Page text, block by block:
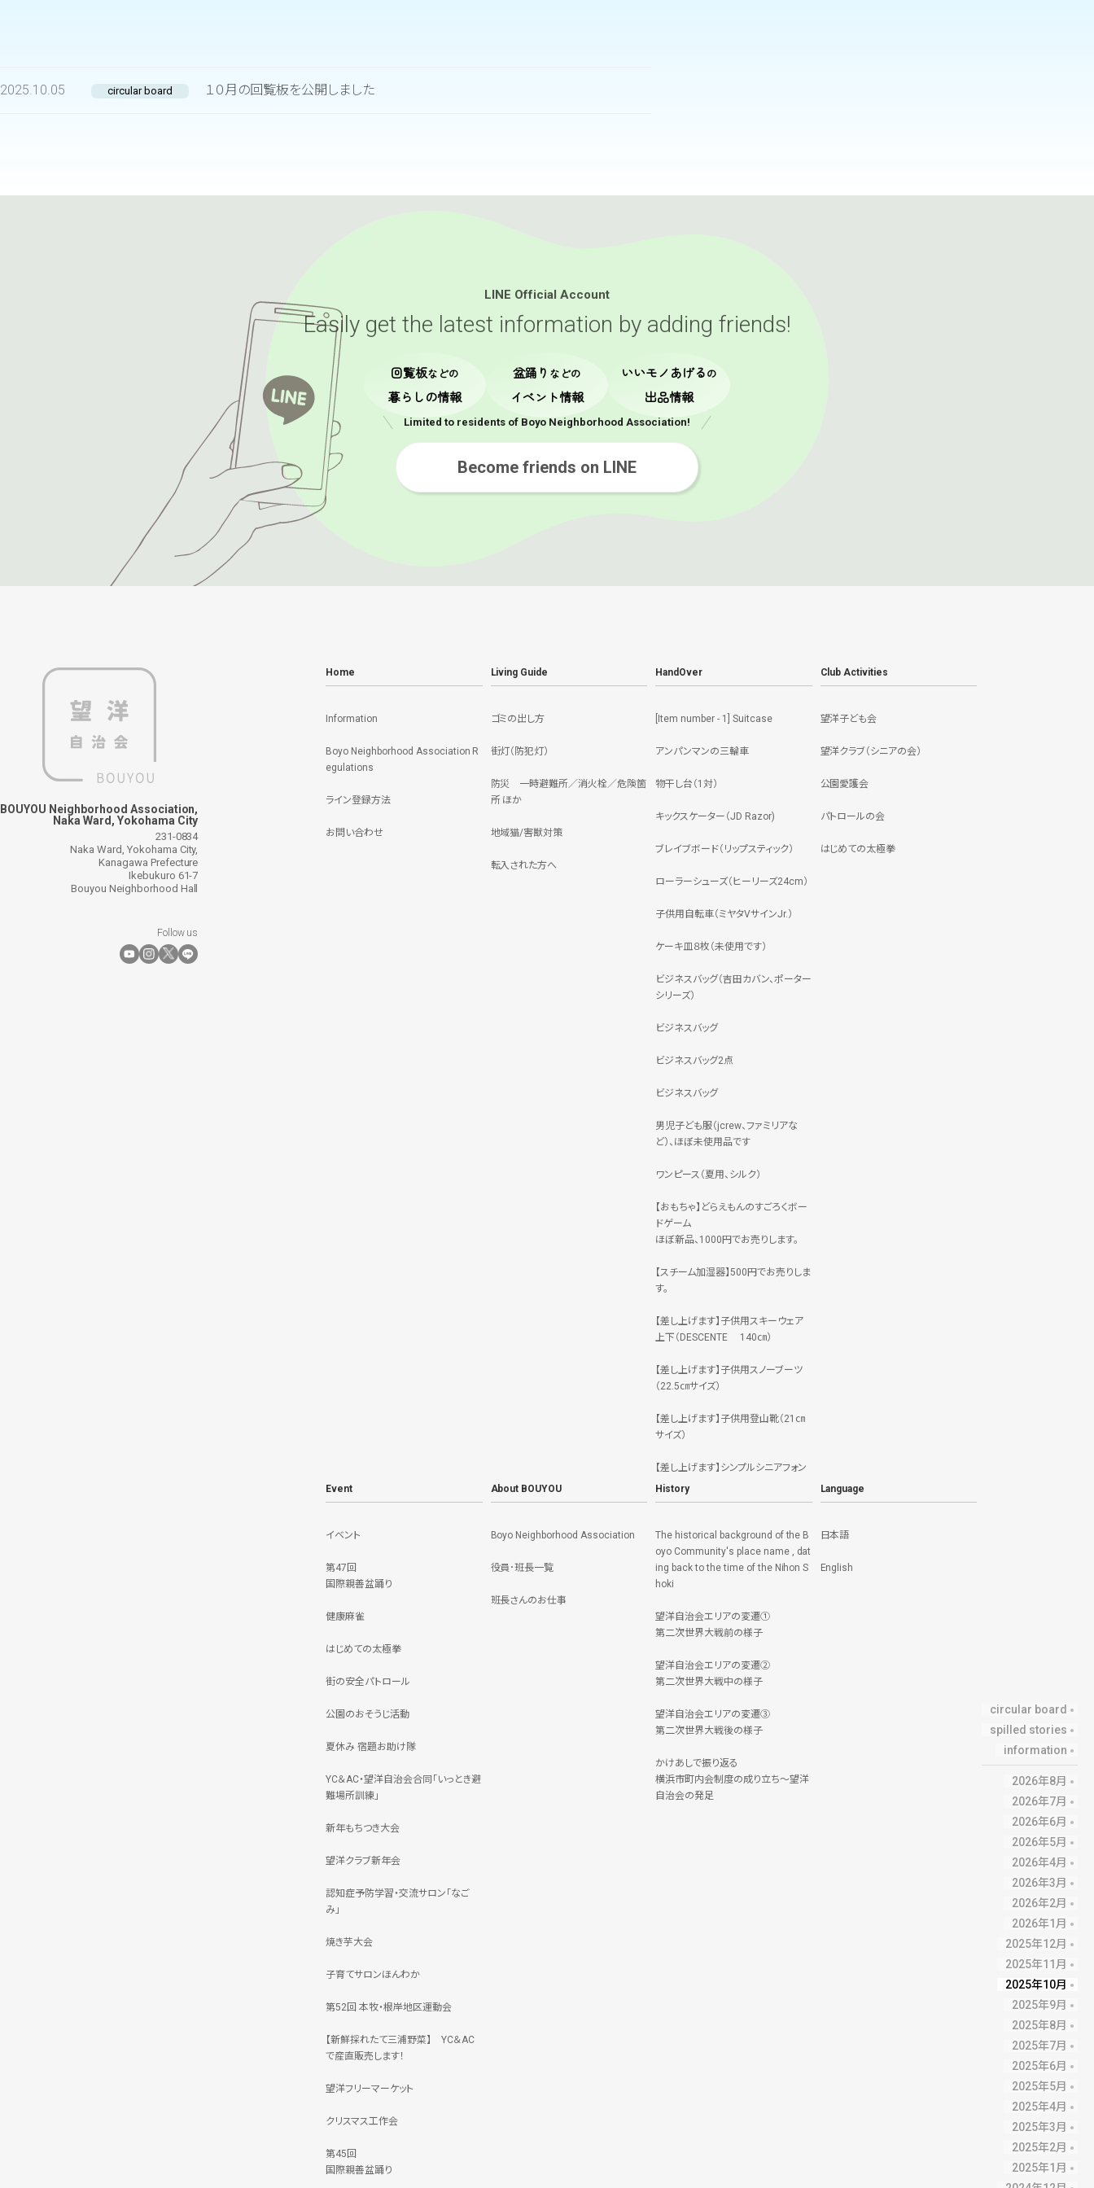
2025.10.05 circular board １０月の回覧板を公開しました
circular board
spilled stories
information
2026年8月
2026年7月
2026年6月
2026年5月
2026年4月
2026年3月
2026年2月
2026年1月
2025年12月
2025年11月
2025年10月
2025年9月
2025年8月
2025年7月
2025年6月
2025年5月
2025年4月
2025年3月
2025年2月
2025年1月
LINE Official Account
Easily get the latest information by adding friends!
回覧板などの
暮らしの情報
盆踊り などの
イベント情報
いいモノあげるの
出品情報
Limited to residents of Boyo Neighborhood Association!
Become friends on LINE
BOUYOU Neighborhood Association,
Naka Ward, Yokohama City
231-0834
Naka Ward, Yokohama City,
Kanagawa Prefecture
Ikebukuro 61-7
Bouyou Neighborhood Hall
Home
Information
Boyo Neighborhood Association R
egulations
ライン登録方法
お問い合わせ
Living Guide
ゴミの出し方
街灯（防犯灯）
防災 一時避難所／消火栓／危険箇
所 ほか
地域猫/害獣対策
転入された方へ
HandOver
[Item number - 1] Suitcase
アンパンマンの三輪車
物干し台（1対）
キックスケーター（JD Razor)
ブレイブボード（リップスティック）
ローラーシューズ（ヒーリーズ24cm）
子供用自転車（ミヤタVサインJr.）
ケーキ皿８枚（未使用です）
ビジネスバッグ（吉田カバン、ポーター
シリーズ）
ビジネスバッグ
ビジネスバッグ2点
ビジネスバッグ
男児子ども服（jcrew、ファミリアな
ど）、ほぼ未使用品です
ワンピース（夏用、シルク）
【おもちゃ】どらえもんのすごろくボー
ドゲーム
ほぼ新品、1000円でお売りします。
【スチーム加湿器】500円でお売りしま
す。
【差し上げます】子供用スキーウェア
上下（DESCENTE 140㎝）
【差し上げます】子供用スノーブーツ
（22.5㎝サイズ）
【差し上げます】子供用登山靴（21㎝
サイズ）
【差し上げます】シンプルシニアフォン
Club Activities
望洋子ども会
望洋クラブ（シニアの会）
公園愛護会
パトロールの会
はじめての太極拳
Event
イベント
第47回
国際親善盆踊り
健康麻雀
はじめての太極拳
街の安全パトロール
公園のおそうじ活動
夏休み 宿題お助け隊
YC＆AC・望洋自治会合同「いっとき避
難場所訓練」
新年もちつき大会
望洋クラブ新年会
認知症予防学習・交流サロン「なご
み」
焼き芋大会
子育てサロンほんわか
第52回 本牧・根岸地区運動会
【新鮮採れたて三浦野菜】 YC＆AC
で産直販売します！
望洋フリーマーケット
クリスマス工作会
第45回
国際親善盆踊り
About BOUYOU
Boyo Neighborhood Association
役員･班長一覧
班長さんのお仕事
History
The historical background of the B
oyo Community's place name , dat
ing back to the time of the Nihon S
hoki
望洋自治会エリアの変遷①
第二次世界大戦前の様子
望洋自治会エリアの変遷②
第二次世界大戦中の様子
望洋自治会エリアの変遷③
第二次世界大戦後の様子
かけあしで振り返る
横浜市町内会制度の成り立ち～望洋
自治会の発足
Language
日本語
English